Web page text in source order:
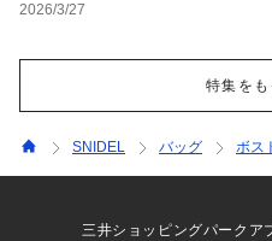
2026/3/27
特集を
SNIDEL バッグ ボス
三井ショッピングパークア